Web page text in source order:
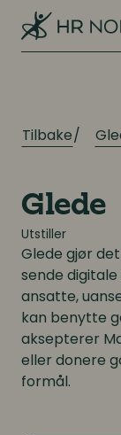
Arbeidsrett
Arbeidsmiljø
Mangfold og
Kompetanse
Lønn og
Lønn og
Pensjon
Tilbake
Glede
Utstiller
Glede gjør
sende
ansatte,
kan benytte
aksepterer
eller donere
formål.